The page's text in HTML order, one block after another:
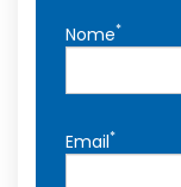
Nome*
Email*